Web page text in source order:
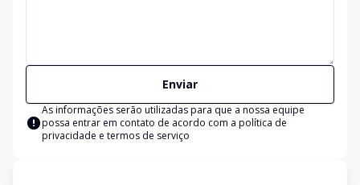
Enviar
As informações serão utilizadas para que a nossa equipe
possa entrar em contato de acordo com a política de
privacidade e termos de serviço